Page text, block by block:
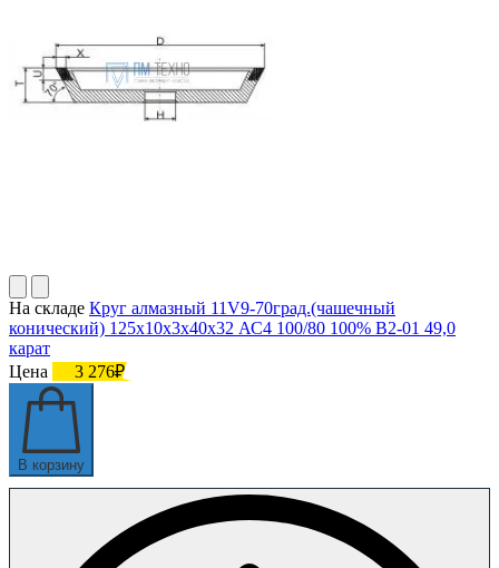
На складе Круг алмазный 11V9-70град.(чашечный
конический) 125х10х3х40х32 АС4 100/80 100% В2-01 49,0
карат
Цена
3 276₽
В корзину